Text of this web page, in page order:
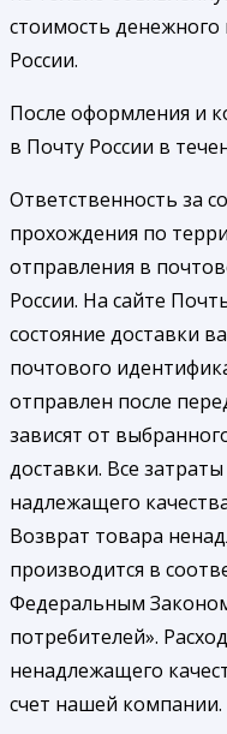
стоимость
России.
После оформления и
в Почту России в
Ответственность за
прохождения по
отправления в
России. На сайте
состояние доставки
почтового
отправлен после
зависят от
доставки. Все
надлежащего
Возврат товара
производится в
Федеральным
потребителей».
ненадлежащего
счет нашей компании.